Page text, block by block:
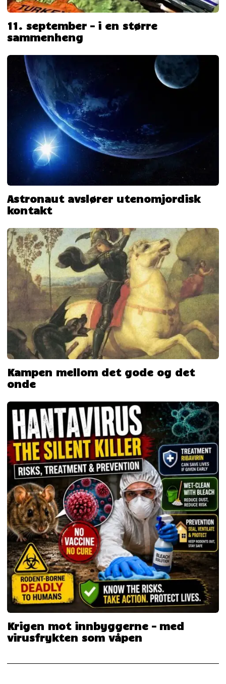
11. september – i en større
sammenheng
Astronaut avslører utenomjordisk
kontakt
Kampen mellom det gode og det
onde
Krigen mot innbyggerne – med
virusfrykten som våpen